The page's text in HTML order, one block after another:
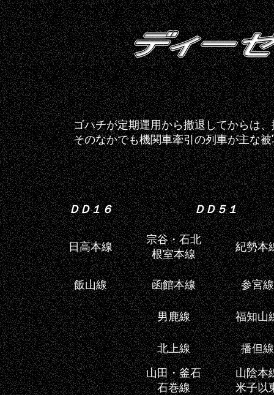
ゴハチが定期運用から撤退してからは
そのなかでも機関車牽引の列車が主な
ＤＤ１６ ＤＤ５１
日高本線
宗谷・石北
根室本線
紀勢本
飯山線 函館本線 参宮線
男鹿線 福知山
北上線
播但線
山田・釜石
石巻線
山陰本
米子以